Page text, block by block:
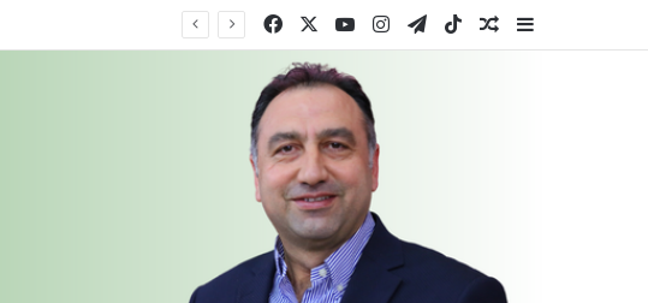
FacebookYouTubeInstagram
TelegramTikTokRastgele Makale
Kenar